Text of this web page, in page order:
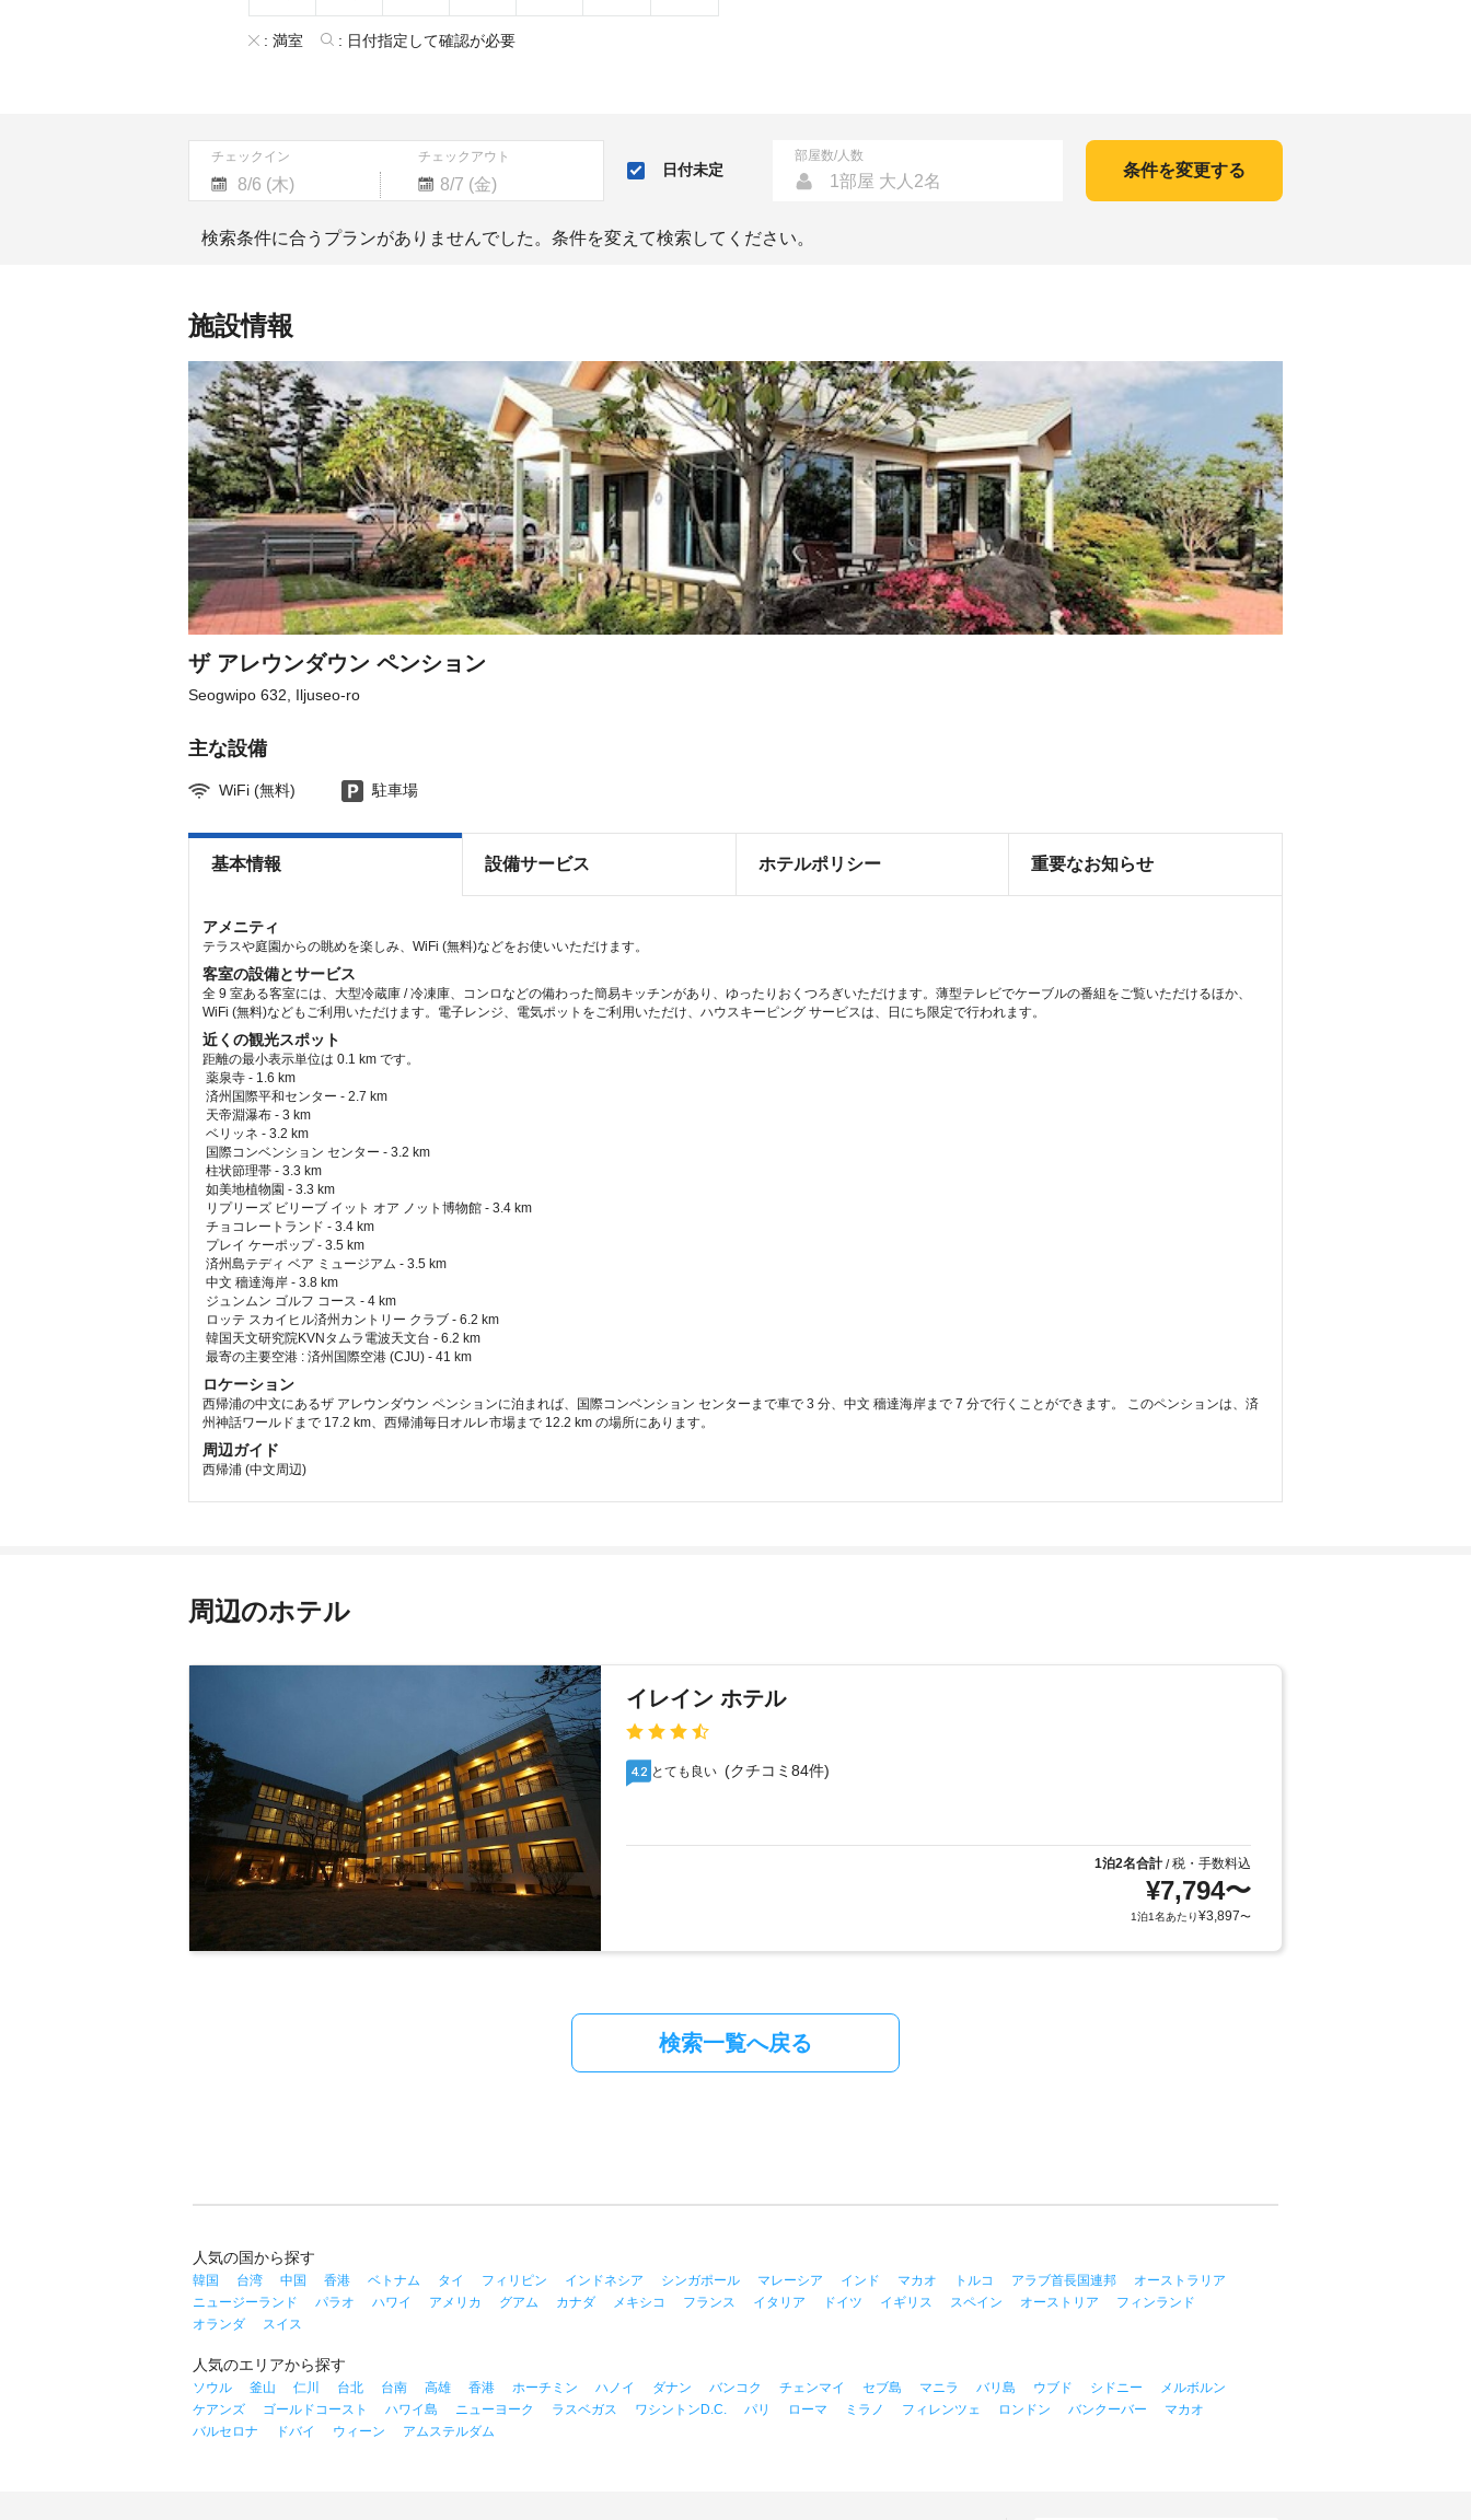
: 満室 : 日付指定して確認が必要
チェックイン チェックアウト
Navigate
forward
to
calendar
and
select
a
date.
Press
the
question
mark
key
to
get
the
keyboard
shortcuts
for
changing
dates.
Navigate
to
select
date.
Press
the
question
mark
key
to
get
the
keyboard
shortcuts
for
changing
dates.
日付未定
部屋数/人数
1部屋 大人2名
条件を変更する
検索条件に合うプランがありませんでした。条件を変えて検索してください。
施設情報
ザ アレウンダウン ペンション
Seogwipo 632, Iljuseo-ro
主な設備
WiFi (無料) 駐車場
基本情報 設備サービス ホテルポリシー 重要なお知らせ
アメニティ
テラスや庭園からの眺めを楽しみ、WiFi (無料)などをお使いいただけます。
客室の設備とサービス
全 9 室ある客室には、大型冷蔵庫 / 冷凍庫、コンロなどの備わった簡易キッチンがあり、ゆったりおくつろぎいただけます。薄型テレビでケーブルの番組をご覧いただけるほか、
WiFi (無料)などもご利用いただけます。電子レンジ、電気ポットをご利用いただけ、ハウスキーピング サービスは、日にち限定で行われます。
近くの観光スポット
距離の最小表示単位は 0.1 km です。
薬泉寺 - 1.6 km
済州国際平和センター - 2.7 km
天帝淵瀑布 - 3 km
ベリッネ - 3.2 km
国際コンベンション センター - 3.2 km
柱状節理帯 - 3.3 km
如美地植物園 - 3.3 km
リプリーズ ビリーブ イット オア ノット博物館 - 3.4 km
チョコレートランド - 3.4 km
プレイ ケーポップ - 3.5 km
済州島テディ ベア ミュージアム - 3.5 km
中文 穡達海岸 - 3.8 km
ジュンムン ゴルフ コース - 4 km
ロッテ スカイヒル済州カントリー クラブ - 6.2 km
韓国天文研究院KVNタムラ電波天文台 - 6.2 km
最寄の主要空港 : 済州国際空港 (CJU) - 41 km
ロケーション
西帰浦の中文にあるザ アレウンダウン ペンションに泊まれば、国際コンベンション センターまで車で 3 分、中文 穡達海岸まで 7 分で行くことができます。 このペンションは、済
州神話ワールドまで 17.2 km、西帰浦毎日オルレ市場まで 12.2 km の場所にあります。
周辺ガイド
西帰浦 (中文周辺)
周辺のホテル
イレイン ホテル
4.2 とても良い (クチコミ84件)
1泊2名合計/税・手数料込
¥7,794〜
1泊1名あたり¥3,897〜
検索一覧へ戻る
人気の国から探す
韓国 台湾 中国 香港 ベトナム タイ フィリピン インドネシア シンガポール マレーシア インド マカオ トルコ アラブ首長国連邦
オーストラリア
ニュージーランド
パラオ ハワイ アメリカ グアム カナダ メキシコ フランス イタリア ドイツ イギリス スペイン オーストリア
フィンランド
オランダ
スイス
人気のエリアから探す
ソウル 釜山 仁川 台北 台南 高雄 香港 ホーチミン ハノイ ダナン バンコク チェンマイ セブ島 マニラ バリ島 ウブド シドニー
メルボルン
ケアンズ
ゴールドコースト ハワイ島 ニューヨーク ラスベガス ワシントンD.C. パリ ローマ ミラノ フィレンツェ ロンドン バンクーバー
マカオ
バルセロナ
ドバイ ウィーン アムステルダム